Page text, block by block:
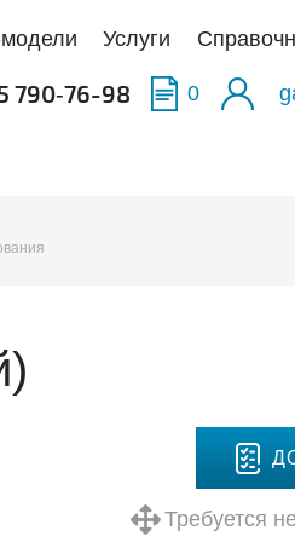
связь установки
Услуги
790‑76-98 0
Требуется